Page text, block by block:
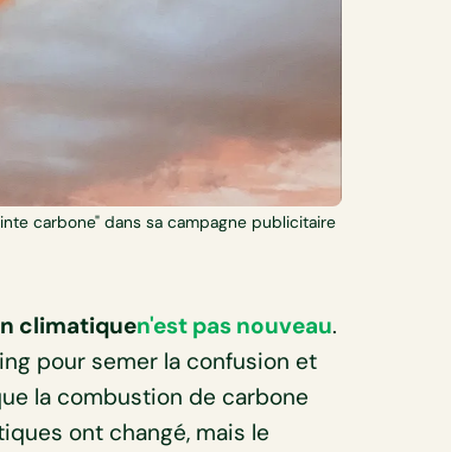
carbone" dans sa campagne publicitaire
climatiquen'est pas nouveau.
pour semer la confusion et
la combustion de carbone
ont changé, mais le